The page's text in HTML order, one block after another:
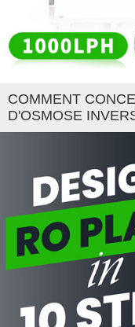
COMMENT
D'OSMOSE